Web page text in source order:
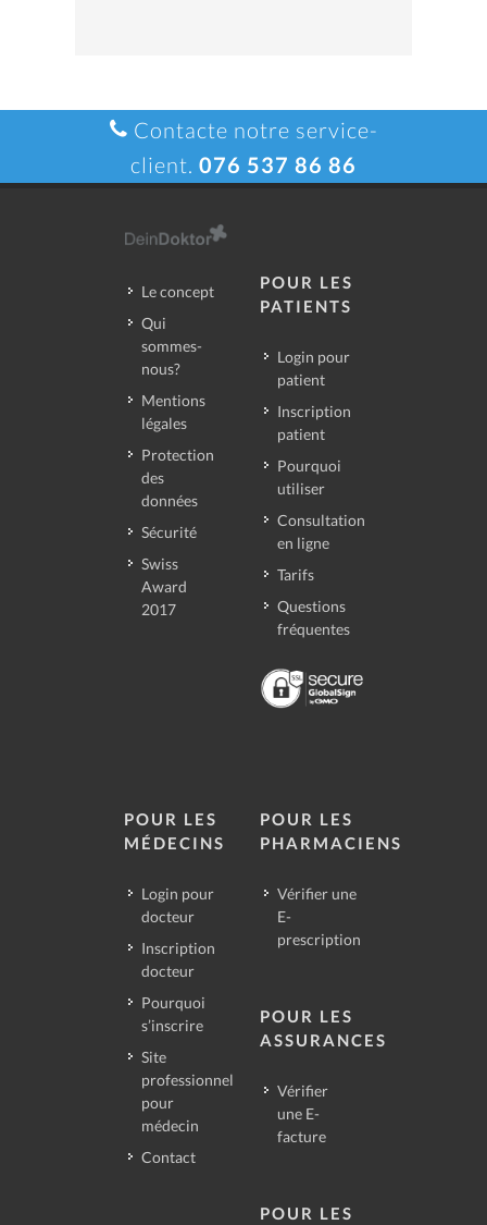
Contacte notre service-
client. 076 537 86 86
Le concept
Qui
sommes-
nous?
Mentions
légales
Protection
des
données
Sécurité
Swiss
Award
2017
POUR LES
PATIENTS
Login pour
patient
Inscription
patient
Pourquoi
utiliser
Consultation
en ligne
Tarifs
Questions
fréquentes
POUR LES
MÉDECINS
Login pour
docteur
Inscription
docteur
Pourquoi
s’inscrire
Site
professionnel
pour
médecin
Contact
POUR LES
PHARMACIENS
Vérifier une
E-
prescription
POUR LES
ASSURANCES
Vérifier
une E-
facture
POUR LES